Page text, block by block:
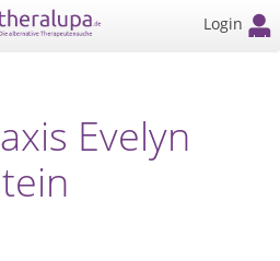
Login
Evelyn